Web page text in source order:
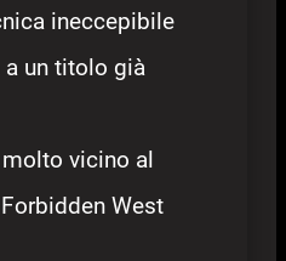
ineccepibile
un titolo già
molto vicino al
West